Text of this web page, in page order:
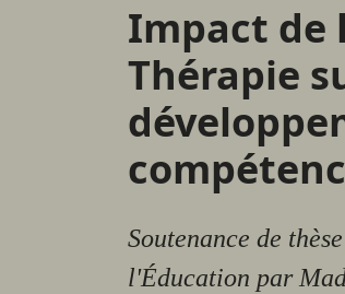
Impact de
Thérapie
Soutenance de
l'Éducation par